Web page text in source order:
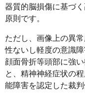
器質的脳損傷に基づ
原則です。
ただし、画像上の異
性ないし軽度の意識
顔面骨折等頭部に強
と、精神神経症状の
能障害を認定した裁判